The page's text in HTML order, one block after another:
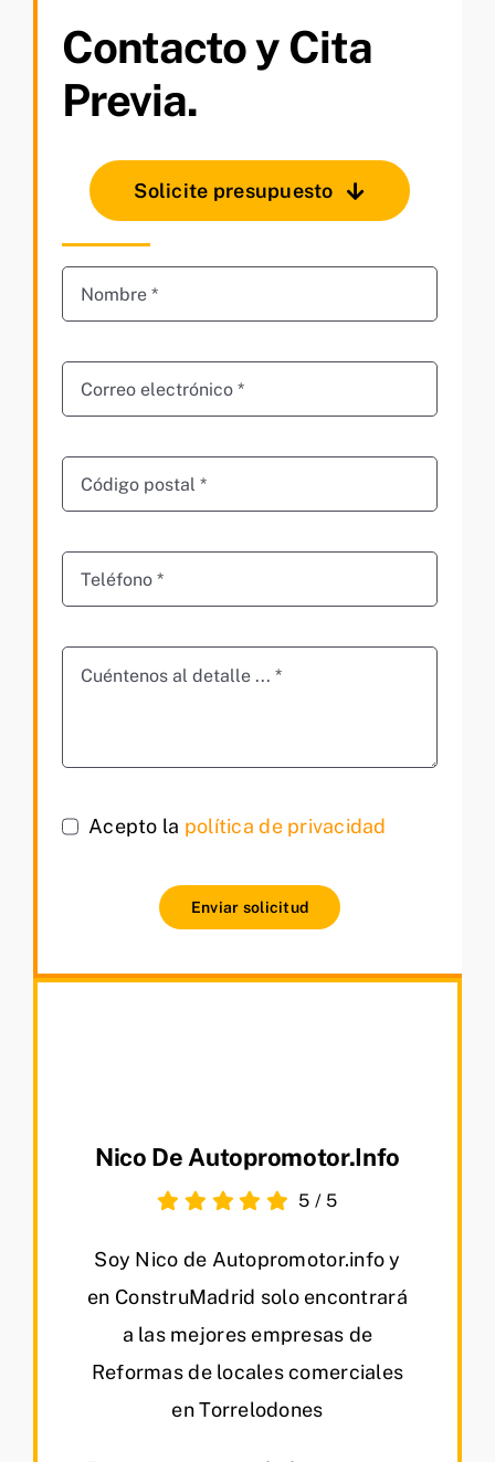
Contacto y Cita
Previa.
Solicite presupuesto
Acepto la política de privacidad
Enviar solicitud
Nico De Autopromotor.info
5 / 5
Soy Nico de Autopromotor.info y
en ConstruMadrid solo encontrará
a las mejores empresas de
Reformas de locales comerciales
en Torrelodones